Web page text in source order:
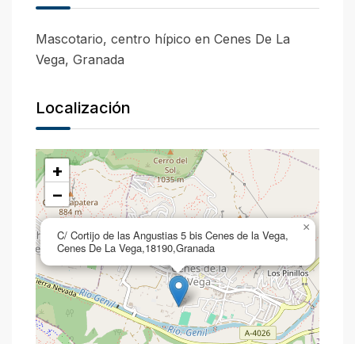
Mascotario, centro hípico en Cenes De La
Vega, Granada
Localización
C/ Cortijo de las Angustias 5 bis Cenes de la Vega,
Cenes De La Vega,18190,Granada
×
+
−